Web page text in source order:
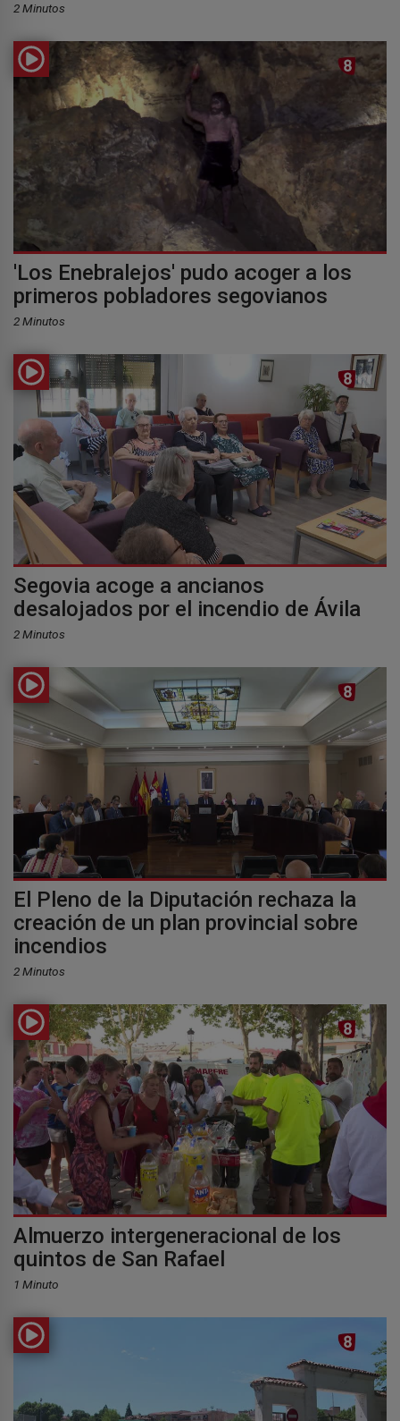
2 Minutos
'Los Enebralejos' pudo acoger a los
primeros pobladores segovianos
2 Minutos
Segovia acoge a ancianos
desalojados por el incendio de Ávila
2 Minutos
El Pleno de la Diputación rechaza la
creación de un plan provincial sobre
incendios
2 Minutos
Almuerzo intergeneracional de los
quintos de San Rafael
1 Minuto